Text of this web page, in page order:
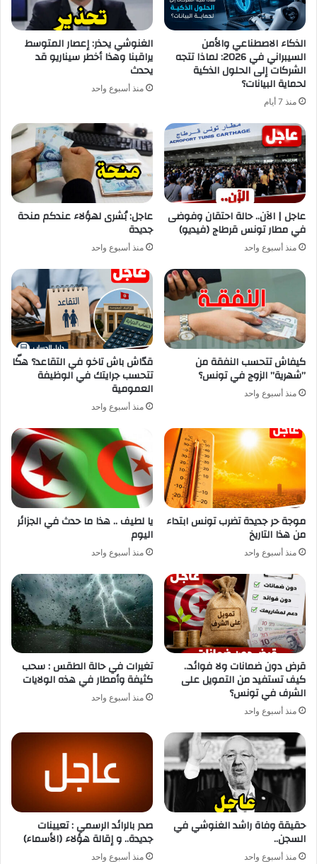
الذكاء الاصطناعي والأمن
السيبراني في 2026: لماذا تتجه
الشركات إلى الحلول الذكية
لحماية البيانات؟
منذ 7 أيام
الغنوشي يحذر: إعصار المتوسط
يراقبنا وهذا أخطر سيناريو قد
يحدث
منذ أسبوع واحد
عاجل | الآن.. حالة احتقان وفوضى
في مطار تونس قرطاج (فيديو)
منذ أسبوع واحد
عاجل: بُشرى لهؤلاء عندكم منحة
جديدة
منذ أسبوع واحد
كيفاش تتحسب النفقة من
”شهرية” الزوج في تونس؟
منذ أسبوع واحد
قدّاش باش تاخو في التقاعد؟ هكّا
تتحسب جرايتك في الوظيفة
العمومية
منذ أسبوع واحد
موجة حر جديدة تضرب تونس ابتداء
من هذا التاريخ
منذ أسبوع واحد
يا لطيف .. هذا ما حدث في الجزائر
اليوم
منذ أسبوع واحد
قرض دون ضمانات ولا فوائد..
كيف تستفيد من التمويل على
الشرف في تونس؟
منذ أسبوع واحد
تغيرات في حالة الطقس : سحب
كثيفة وأمطار في هذه الولايات
منذ أسبوع واحد
حقيقة وفاة راشد الغنوشي في
السجن..
منذ أسبوع واحد
صدر بالرائد الرسمي : تعيينات
جديدة.. و إقالة هؤلاء (الأسماء)
منذ أسبوع واحد